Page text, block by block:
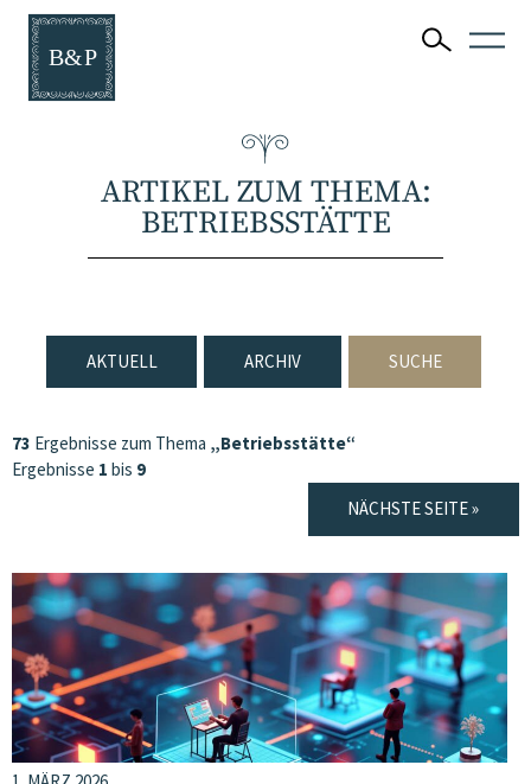
ARTIKEL ZUM THEMA:
BETRIEBSSTÄTTE
AKTUELL ARCHIV SUCHE
73 Ergebnisse zum Thema „Betriebsstätte“
Ergebnisse 1 bis 9
NÄCHSTE SEITE »